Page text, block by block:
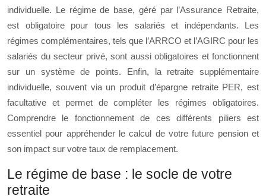
individuelle. Le régime de base, géré par l’Assurance Retraite,
est obligatoire pour tous les salariés et indépendants. Les
régimes complémentaires, tels que l’ARRCO et l’AGIRC pour les
salariés du secteur privé, sont aussi obligatoires et fonctionnent
sur un système de points. Enfin, la retraite supplémentaire
individuelle, souvent via un produit d’épargne retraite PER, est
facultative et permet de compléter les régimes obligatoires.
Comprendre le fonctionnement de ces différents piliers est
essentiel pour appréhender le calcul de votre future pension et
son impact sur votre taux de remplacement.
Le régime de base : le socle de votre
retraite